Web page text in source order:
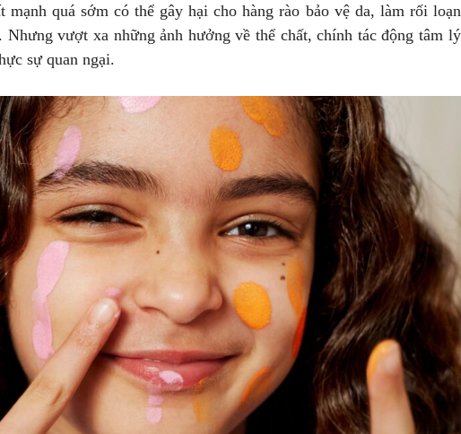
mạnh quá sớm có thể gây hại cho hàng rào bảo vệ da, làm rối loạn
vượt xa những ảnh hưởng về thể chất, chính tác động tâm lý
sự quan ngại.